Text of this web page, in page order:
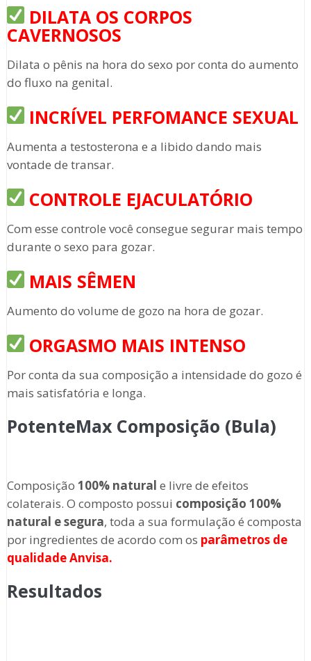
DILATA OS CORPOS
CAVERNOSOS
Dilata o pênis na hora do sexo por conta do aumento
do fluxo na genital.
INCRÍVEL PERFOMANCE SEXUAL
Aumenta a testosterona e a libido dando mais
vontade de transar.
CONTROLE EJACULATÓRIO
Com esse controle você consegue segurar mais tempo
durante o sexo para gozar.
MAIS SÊMEN
Aumento do volume de gozo na hora de gozar.
ORGASMO MAIS INTENSO
Por conta da sua composição a intensidade do gozo é
mais satisfatória e longa.
PotenteMax Composição (Bula)
Composição 100% natural e livre de efeitos
colaterais. O composto possui composição 100%
natural e segura, toda a sua formulação é composta
por ingredientes de acordo com os parâmetros de
qualidade Anvisa.
Resultados